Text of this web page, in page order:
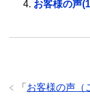
お客様の声
「 お客様の声（